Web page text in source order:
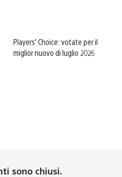
Players’ Choice: votate per il
miglior nuovo di luglio 2026
sono chiusi.